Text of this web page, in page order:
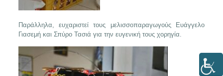
Παράλληλα, ευχαριστεί τους μελισσοπαραγωγούς Ευάγγελο
Γιασεμή και Σπύρο Τασιά για την ευγενική τους χορηγία.